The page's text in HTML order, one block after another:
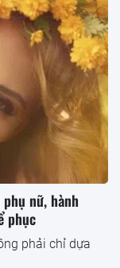
nữ, hành
phục
phải chỉ dựa